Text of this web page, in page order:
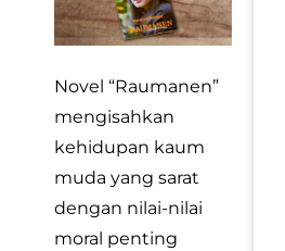
Novel “Raumanen”
mengisahkan
kehidupan kaum
muda yang sarat
dengan nilai-nilai
moral penting